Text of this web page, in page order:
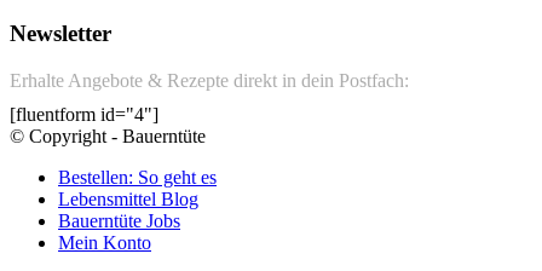
Newsletter
Erhalte Angebote & Rezepte direkt in dein Postfach:
[fluentform id="4"]
© Copyright - Bauerntüte
Bestellen: So geht es
Lebensmittel Blog
Bauerntüte Jobs
Mein Konto